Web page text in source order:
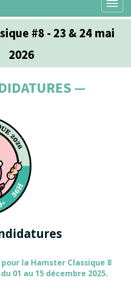
#8 - 23 & 24 mai
2026
—
la Hamster Classique 8
01 au 15 décembre 2025.